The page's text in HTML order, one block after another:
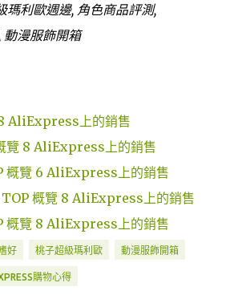
瑪利歐週邊, 角色商品評測,
動漫服飾開箱
AliExpress上的銷售
覽 8 AliExpress上的銷售
概覽 6 AliExpress上的銷售
TOP 概覽 8 AliExpress上的銷售
概覽 8 AliExpress上的銷售
好 桃子超級瑪利歐 動漫服飾開箱
購物心得